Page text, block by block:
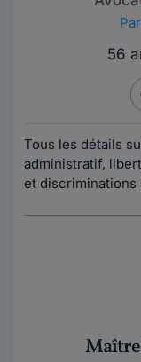
56
Tous les détails
administratif,
et discriminations
Maître